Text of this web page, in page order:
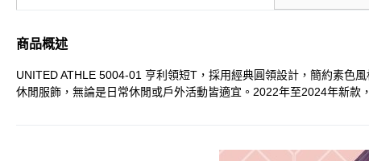
商品概述
UNITED ATHLE 5004-01 亨利領短T，採用經典圓領設計，簡約素色
休閒服飾，無論是日常休閒或戶外活動皆適宜。2022年至2024年新款